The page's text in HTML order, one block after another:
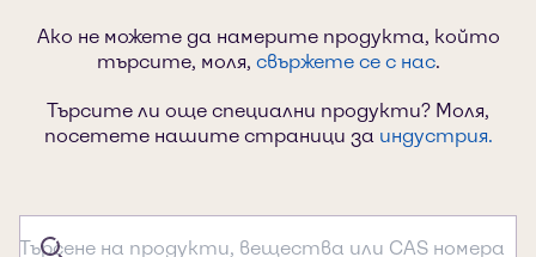
Ако не можете да намерите продукта, който
търсите, моля, свържете се с нас.
Търсите ли още специални продукти? Моля,
посетете нашите страници за индустрия.